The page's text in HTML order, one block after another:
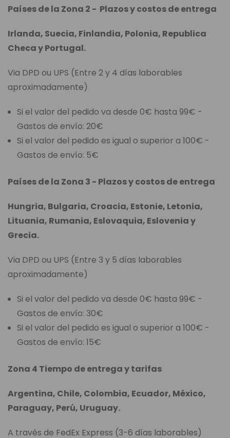
Países de la Zona 2 - Plazos y costos de entrega
Irlanda, Suecia, Finlandia, Polonia, Republica
Checa y Portugal.
Via DPD ou UPS (Entre 2 y 4 días laborables
aproximadamente)
Si el valor del pedido va desde 0€ hasta 99€ -
Gastos de envío: 20€
Si el valor del pedido es igual o superior a 100€ -
Gastos de envío: 5€
Países de la Zona 3 - Plazos y costos de entrega
Hungria, Bulgaria, Croacia, Estonie, Letonia,
Lituania, Rumania, Eslovaquia, Eslovenia y
Grecia.
Via DPD ou UPS (Entre 3 y 5 días laborables
aproximadamente)
Si el valor del pedido va desde 0€ hasta 99€ -
Gastos de envío: 30€
Si el valor del pedido es igual o superior a 100€ -
Gastos de envío: 15€
Zona 4 Tiempo de entrega y tarifas
Argentina, Chile, Colombia, Ecuador, México,
Paraguay, Perú, Uruguay.
A través de FedEx Express (3-6 días laborables)